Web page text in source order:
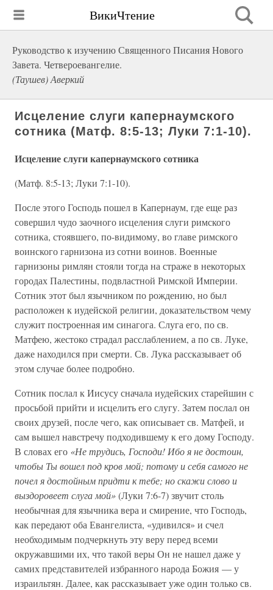
ВикиЧтение
Руководство к изучению Священного Писания Нового
Завета. Четвероевангелие.
(Таушев) Аверкий
Исцеление слуги капернаумского
сотника (Матф. 8:5-13; Луки 7:1-10).
Исцеление слуги капернаумского сотника
(Матф. 8:5-13; Луки 7:1-10).
После этого Господь пошел в Капернаум, где еще раз
совершил чудо заочного исцеления слуги римского
сотника, стоявшего, по-видимому, во главе римского
воинского гарнизона из сотни воинов. Военные
гарнизоны римлян стояли тогда на страже в некоторых
городах Палестины, подвластной Римской Империи.
Сотник этот был язычником по рождению, но был
расположен к иудейской религии, доказательством чему
служит построенная им синагога. Слуга его, по св.
Матфею, жестоко страдал расслаблением, а по св. Луке,
даже находился при смерти. Св. Лука рассказывает об
этом случае более подробно.
Сотник послал к Иисусу сначала иудейских старейшин с
просьбой прийти и исцелить его слугу. Затем послал он
своих друзей, после чего, как описывает св. Матфей, и
сам вышел навстречу подходившему к его дому Господу.
В словах его «Не трудись, Господи! Ибо я не достоин,
чтобы Ты вошел под кров мой; потому и себя самого не
почел я достойным придти к тебе; но скажи слово и
выздоровеет слуга мой»(Луки 7:6-7) звучит столь
необычная для язычника вера и смирение, что Господь,
как передают оба Евангелиста, «удивился» и счел
необходимым подчеркнуть эту веру перед всеми
окружавшими их, что такой веры Он не нашел даже у
самих представителей избранного народа Божия — у
израильтян. Далее, как рассказывает уже один только св.